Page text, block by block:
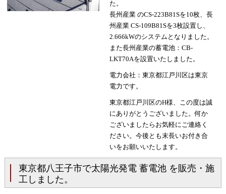
た。
長州産業 のCS-223B81Sを10枚、長
州産業 CS-109B81Sを3枚設置し、
2.666kWのシステムとなりました。
また長州産業の蓄電池：CB-
LKT70Aを設置いたしました。
電力会社：東京都江戸川区は東京
電力です。
東京都江戸川区のH様、この度は誠
にありがとうございました。何か
ございましたらお気軽にご連絡く
ださい。今後とも末長いお付き合
いをお願いいたします。
東京都八王子市で太陽光発電 蓄電池 を販売・施
工しました。